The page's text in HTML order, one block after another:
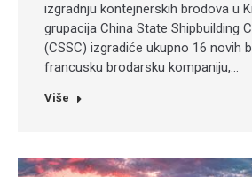
izgradnju kontejnerskih brodova u
grupacija China State Shipbuilding
(CSSC) izgradiće ukupno 16 novih
francusku brodarsku kompaniju,…
Više